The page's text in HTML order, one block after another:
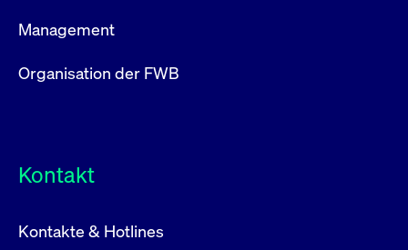
Management
Organisation der FWB
Kontakt
Kontakte & Hotlines